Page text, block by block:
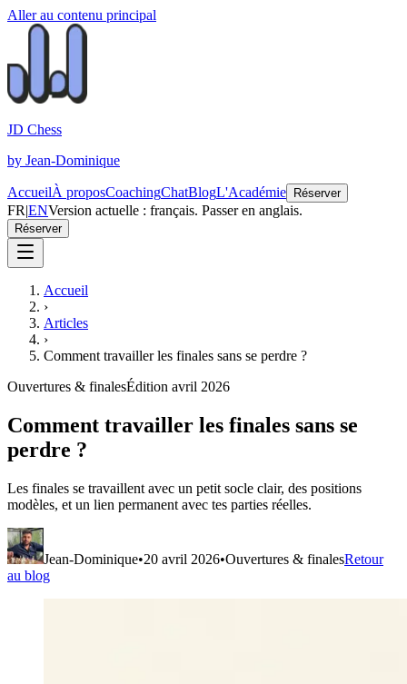
Aller au contenu principal
JD Chess
by Jean-Dominique
AccueilÀ proposCoachingChatBlogL'Académie Réserver
FR|ENVersion actuelle : français. Passer en anglais.
Réserver
Accueil
›
Articles
›
Comment travailler les finales sans se perdre ?
Ouvertures & finalesÉdition avril 2026
Comment travailler les finales sans se
perdre ?
Les finales se travaillent avec un petit socle clair, des positions
modèles, et un lien permanent avec tes parties réelles.
Jean-Dominique•20 avril 2026•Ouvertures & finalesRetour
au blog